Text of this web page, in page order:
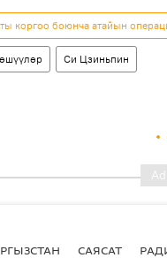
коргоо боюнча атайын
Си Цзиньпин
САЯСАТ